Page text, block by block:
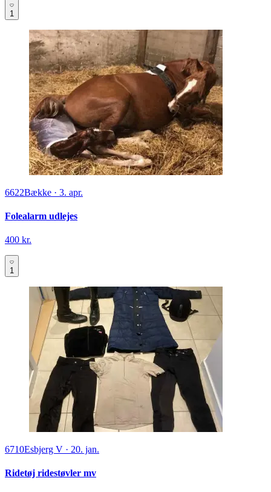
1
6622Bække · 3. apr.
Folealarm udlejes
400 kr.
1
6710Esbjerg V · 20. jan.
Ridetøj ridestøvler mv